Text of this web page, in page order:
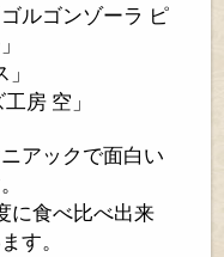
ルゴンゾーラ ピ
工房 空」
アックで面白い
に食べ比べ出来
す。